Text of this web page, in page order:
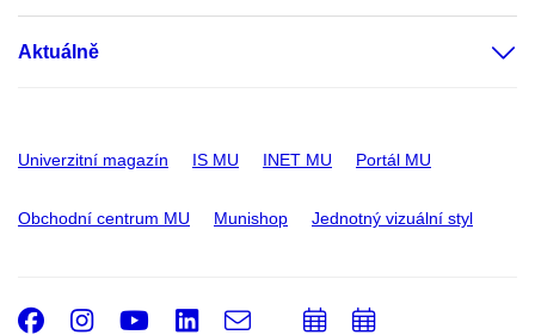
Aktuálně
Univerzitní magazín IS MU INET MU Portál MU
Obchodní centrum MU Munishop Jednotný vizuální styl
Facebook
Instagram
Youtube
LinkedIn
e-
PřidatPřidat